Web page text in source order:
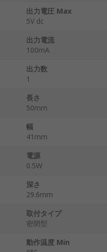
出力電圧 Max
5V dc
出力電流
100mA
出力数
1
長さ
50mm
幅
41mm
電源
0.5W
深さ
29.6mm
取付タイプ
密閉型
動作温度 Min